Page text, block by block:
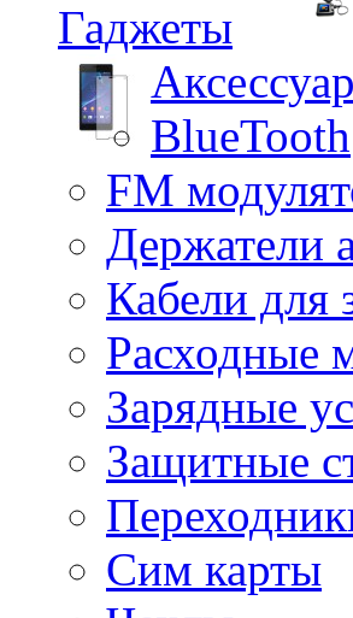
Гаджеты
BlueTooth
FM
Держатели
Кабели для
Расходные
Зарядные
Защитные
Сим карты